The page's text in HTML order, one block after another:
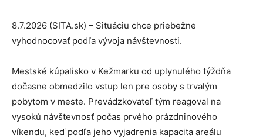
8.7.2026 (SITA.sk) – Situáciu chce priebežne
vyhodnocovať podľa vývoja návštevnosti.
Mestské kúpalisko v Kežmarku od uplynulého týždňa
dočasne obmedzilo vstup len pre osoby s trvalým
pobytom v meste. Prevádzkovateľ tým reagoval na
vysokú návštevnosť počas prvého prázdninového
víkendu, keď podľa jeho vyjadrenia kapacita areálu